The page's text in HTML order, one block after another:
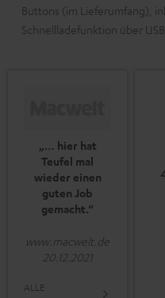
Buttons (im Lieferumfang),
Schnellladefunktion über
„… hier hat
Teufel mal
wieder einen
guten Job
gemacht.“
www.macwelt.de
20.12.2021
ALLE